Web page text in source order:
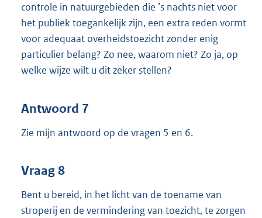
controle in natuurgebieden die ’s nachts niet voor
het publiek toegankelijk zijn, een extra reden vormt
voor adequaat overheidstoezicht zonder enig
particulier belang? Zo nee, waarom niet? Zo ja, op
welke wijze wilt u dit zeker stellen?
Antwoord 7
Zie mijn antwoord op de vragen 5 en 6.
Vraag 8
Bent u bereid, in het licht van de toename van
stroperij en de vermindering van toezicht, te zorgen